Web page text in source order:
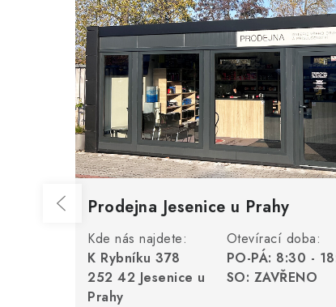
Prodejna Jesenice u Prahy
Kde nás najdete:
K Rybníku 378
252 42 Jesenice u
Prahy
Otevírací doba:
PO-PÁ: 8:30 -
SO: ZAVŘENO